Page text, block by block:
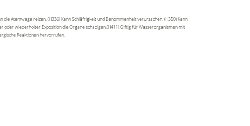
Atemwege reizen. (H336) Kann Schläfrigkeit und Benommenheit verursachen. (H350) Kann
oder wiederholter Exposition die Organe schädigen.(H411) Giftig für Wasserorganismen mit
Reaktionen hervorrufen.